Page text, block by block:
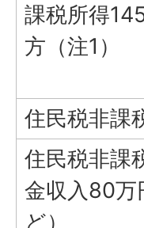
課税所得
方（注1）
住民税非課
住民税非課
金収入80万
ど）